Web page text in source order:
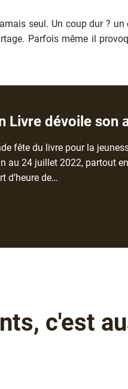
seul. Un coup dur ?
Parfois même il
Livre dévoile son
fête du livre pour la
au 24 juillet 2022, partout
d’heure de…
c'est